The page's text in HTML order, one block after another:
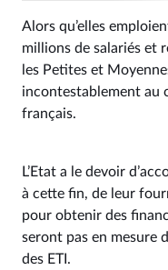
Alors qu’elles
millions de salariés et
les Petites et
incontestablement au
français.
L’Etat a le devoir
à cette fin, de leur
pour obtenir des
seront pas en mesure
des ETI.